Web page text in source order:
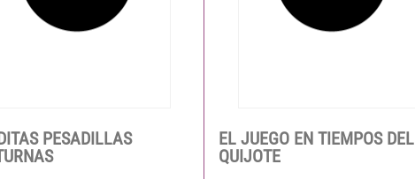
PESADILLAS
EL JUEGO EN TIEMPOS DEL
QUIJOTE